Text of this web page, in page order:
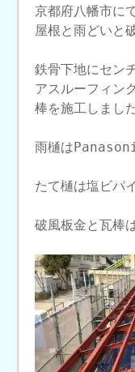
京都府八幡市に
屋根と雨どいと
鉄骨下地にセン
アスルーフィン
棒を施工しました
雨樋は
たて樋は塩ビパ
破風板金と瓦棒